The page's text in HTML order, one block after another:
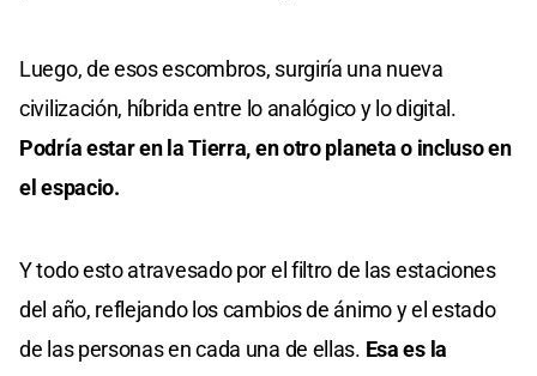
Luego, de esos escombros, surgiría una nueva
civilización, híbrida entre lo analógico y lo digital.
Podría estar en la Tierra, en otro planeta o incluso en
el espacio.
Y todo esto atravesado por el filtro de las estaciones
del año, reflejando los cambios de ánimo y el estado
de las personas en cada una de ellas. Esa es la